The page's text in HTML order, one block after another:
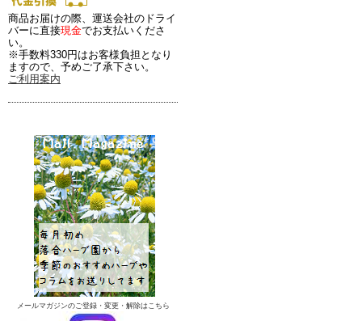
商品お届けの際、運送会社のドライ
バーに直接現金でお支払いくださ
い。
※手数料330円はお客様負担となり
ますので、予めご了承下さい。
ご利用案内
メールマガジンのご登録・変更・解除はこちら